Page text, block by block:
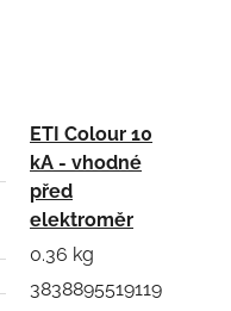
ETI Colour 10
kA - vhodné
před
elektroměr
0.36 kg
3838895519119